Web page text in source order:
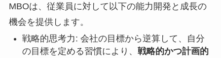
MBOは、従業員に対して以下の能力開発と成長の
機会を提供します。
戦略的思考力: 会社の目標から逆算して、自分
の目標を定める習慣により、 戦略的かつ計画的